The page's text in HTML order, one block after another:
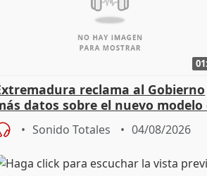
reclama al Gobierno
datos sobre el nuevo modelo
Sonido Totales 04/08/2026